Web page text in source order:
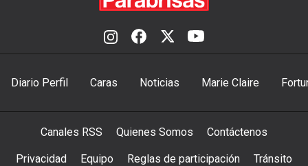
Diario Perfil Caras Noticias Marie Claire
Canales RSS Quienes Somos Contáctenos
Privacidad Equipo Reglas de participación Tránsito